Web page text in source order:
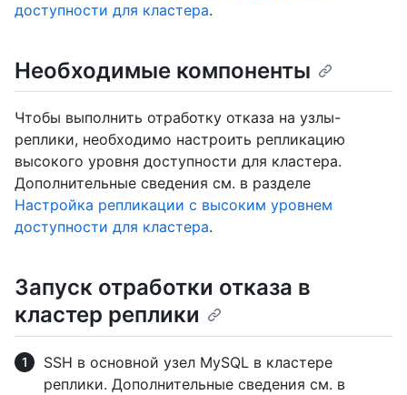
доступности для кластера.
Необходимые компоненты
Чтобы выполнить отработку отказа на узлы-
реплики, необходимо настроить репликацию
высокого уровня доступности для кластера.
Дополнительные сведения см. в разделе
Настройка репликации с высоким уровнем
доступности для кластера.
Запуск отработки отказа в
кластер реплики
SSH в основной узел MySQL в кластере
реплики. Дополнительные сведения см. в